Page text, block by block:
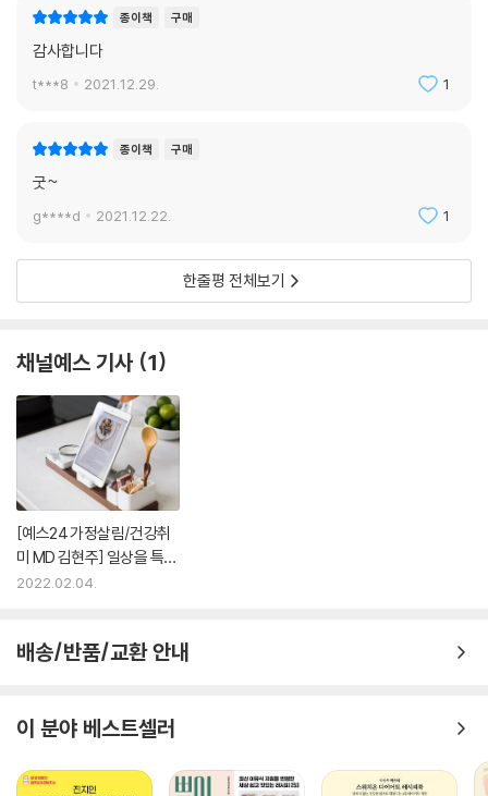
종이책 구매
감사합니다
t***8 2021.12.29. 1
종이책 구매
굿~
g****d 2021.12.22. 1
한줄평 전체보기
채널예스 기사 1
[예스24 가정살림/건강취
미 MD 김현주] 일상을 특별
하게, 취향이 머무는 곳
2022.02.04.
배송/반품/교환 안내
이 분야 베스트셀러